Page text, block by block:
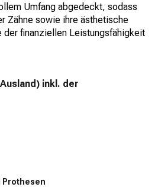
Umfang abgedeckt, sodass
Zähne sowie ihre ästhetische
der finanziellen Leistungsfähigkeit
inkl. der
Prothesen